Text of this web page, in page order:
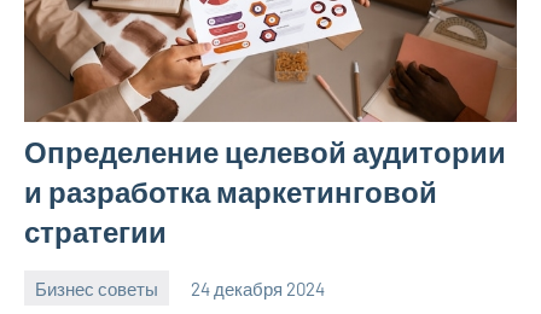
Определение целевой аудитории
и разработка маркетинговой
стратегии
Бизнес советы 24 декабря 2024